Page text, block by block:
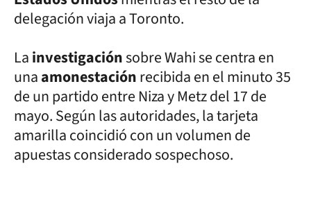
delegación viaja a Toronto.
Lainvestigaciónsobre Wahi se centra en
unaamonestaciónrecibida en el minuto 35
de un partido entre Niza y Metz del 17 de
mayo. Según las autoridades, la tarjeta
amarilla coincidió con un volumen de
apuestas considerado sospechoso.